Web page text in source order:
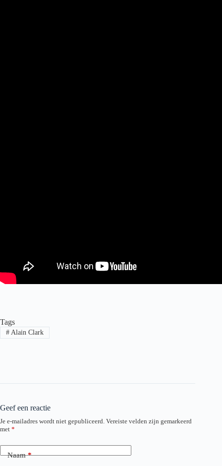
Tags
#Alain Clark
Geef een reactie
Je e-mailadres wordt niet gepubliceerd. Vereiste velden zijn gemarkeerd
met *
Naam*